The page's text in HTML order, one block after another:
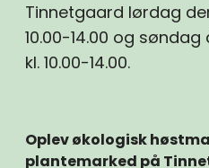
Tinnetgaard lørdag
10.00-14.00 og
kl. 10.00-14.00.
Oplev økologisk
plantemarked på